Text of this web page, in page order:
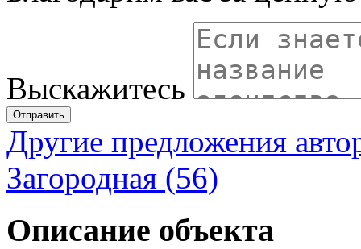
Выскажитесь
Отправить
Другие предложения
Загородная (56)
Описание объекта